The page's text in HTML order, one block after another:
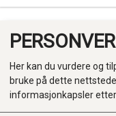
Her kan du vurdere og
bruke på dette
informasjonkapsler etter